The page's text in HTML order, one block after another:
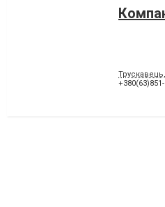
+380(63)851-